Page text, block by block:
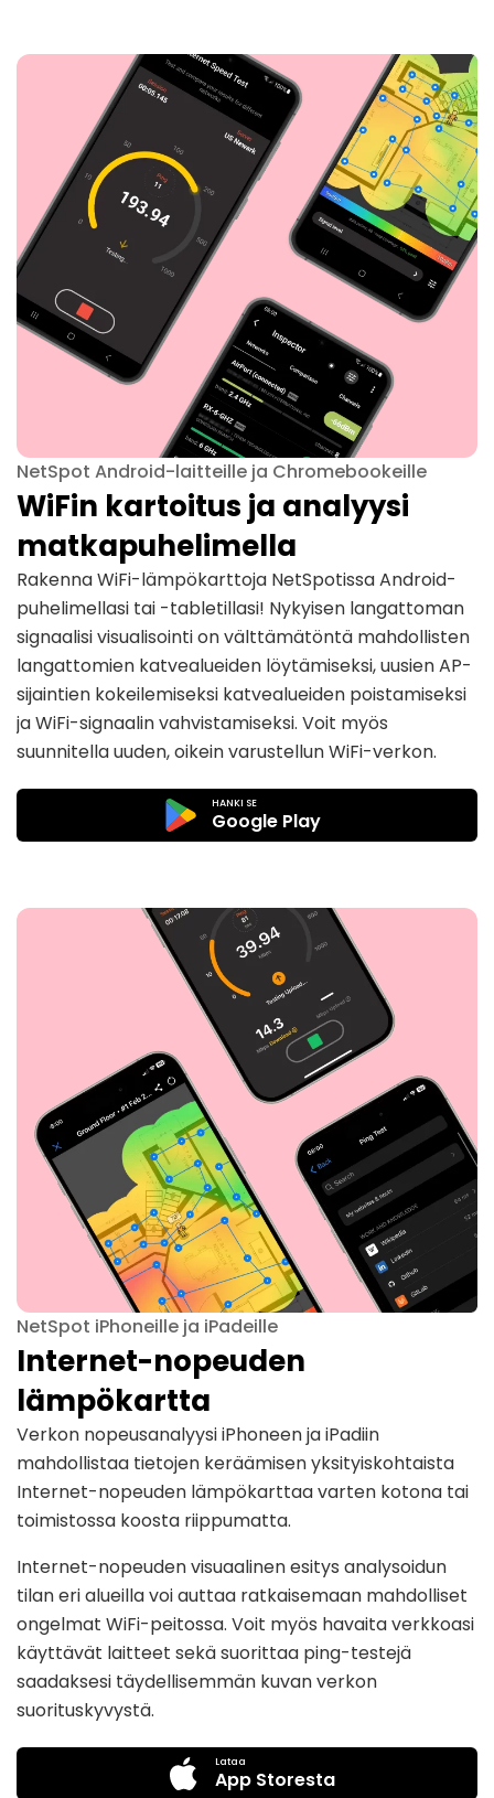
NetSpot Android-laitteille ja Chromebookeille
WiFin kartoitus ja analyysi
matkapuhelimella
Rakenna WiFi-lämpökarttoja NetSpotissa Android-
puhelimellasi tai -tabletillasi! Nykyisen langattoman
signaalisi visualisointi on välttämätöntä mahdollisten
langattomien katvealueiden löytämiseksi, uusien AP-
sijaintien kokeilemiseksi katvealueiden poistamiseksi
ja WiFi-signaalin vahvistamiseksi. Voit myös
suunnitella uuden, oikein varustellun WiFi-verkon.
HANKI SE
Google Play
NetSpot iPhoneille ja iPadeille
Internet-nopeuden
lämpökartta
Verkon nopeusanalyysi iPhoneen ja iPadiin
mahdollistaa tietojen keräämisen yksityiskohtaista
Internet-nopeuden lämpökarttaa varten kotona tai
toimistossa koosta riippumatta.
Internet-nopeuden visuaalinen esitys analysoidun
tilan eri alueilla voi auttaa ratkaisemaan mahdolliset
ongelmat WiFi-peitossa. Voit myös havaita verkkoasi
käyttävät laitteet sekä suorittaa ping-testejä
saadaksesi täydellisemmän kuvan verkon
suorituskyvystä.
Lataa
App Storesta